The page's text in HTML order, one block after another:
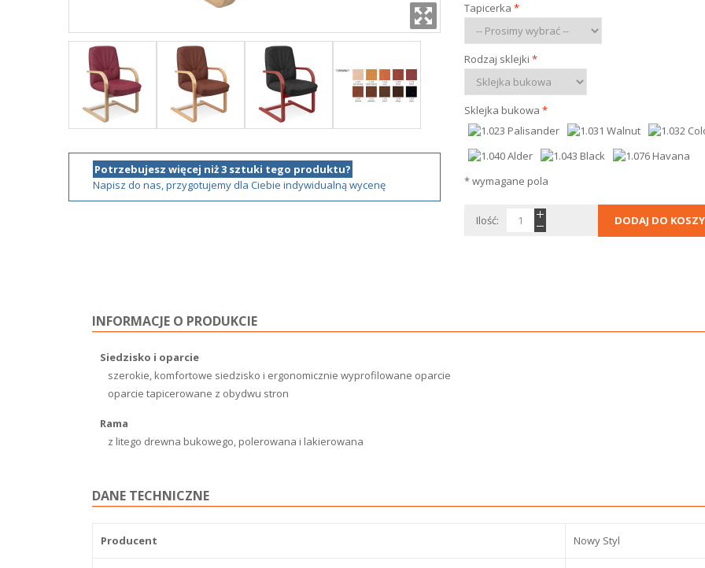
Potrzebujesz więcej niż 3 sztuki tego produktu?
Napisz do nas, przygotujemy dla Ciebie indywidualną wycenę
Tapicerka *
Rodzaj sklejki *
Sklejka bukowa *
* wymagane pola
Ilość: DODAJ DO
INFORMACJE O PRODUKCIE
Siedzisko i oparcie
szerokie, komfortowe siedzisko i ergonomicznie wyprofilowane oparcie
oparcie tapicerowane z obydwu stron
Rama
z litego drewna bukowego, polerowana i lakierowana
DANE TECHNICZNE
Producent Nowy Styl